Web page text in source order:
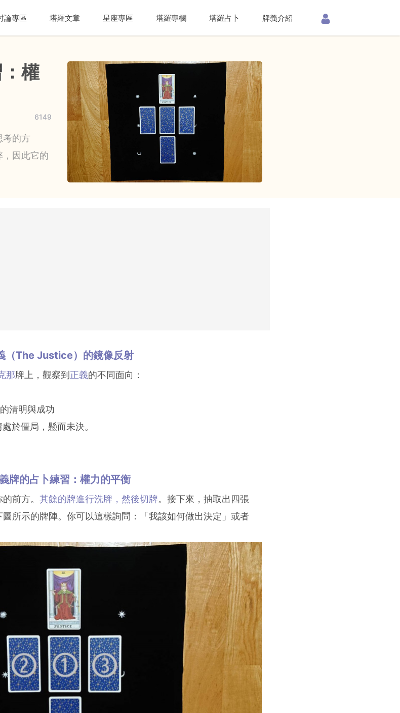
論專區 塔羅文章 星座專區 塔羅專欄 塔羅占卜 牌義介紹
權
6149
考的方
因此它的
（The Justice）的鏡像反射
那牌上，觀察到 正義的不同面向：
清明與成功
處於僵局，懸而未決。
牌的占卜練習：權力的平衡
前方。 其餘的牌進行洗牌，然後切牌。接下來，抽取出四張
所示的牌陣。你可以這樣詢問：「我該如何做出決定」或者